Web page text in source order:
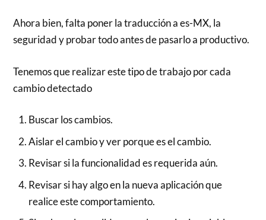
Ahora bien, falta poner la traducción a es-MX, la
seguridad y probar todo antes de pasarlo a productivo.
Tenemos que realizar este tipo de trabajo por cada
cambio detectado
Buscar los cambios.
Aislar el cambio y ver porque es el cambio.
Revisar si la funcionalidad es requerida aún.
Revisar si hay algo en la nueva aplicación que
realice este comportamiento.